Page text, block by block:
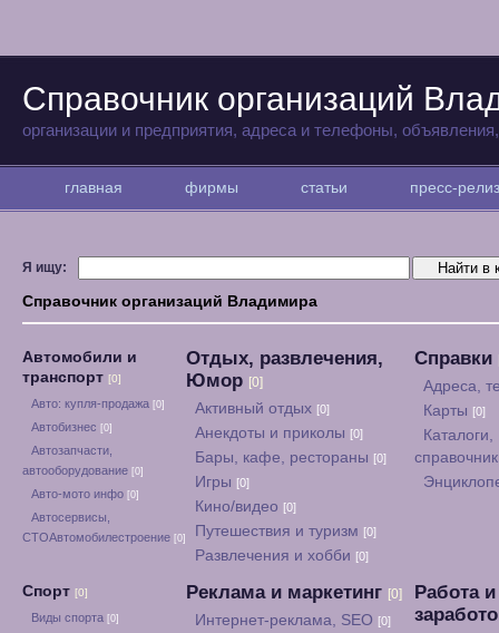
Справочник организаций
организации и предприятия, адреса и телефоны,
главная фирмы статьи пресс-
Я ищу:
Справочник организаций Владимира
Автомобили и
транспорт [0]
Авто: купля-продажа [0]
Автобизнес [0]
Автозапчасти,
автооборудование [0]
Авто-мото инфо [0]
Автосервисы,
СТОАвтомобилестроение [0]
Отдых, развлечения,
Юмор [0]
Активный отдых [0]
Анекдоты и приколы [0]
Бары, кафе, рестораны [0]
Игры [0]
Кино/видео [0]
Путешествия и туризм [0]
Развлечения и хобби [0]
Справки
Адреса,
Карты [0]
Каталоги,
Спорт [0]
Виды спорта [0]
Реклама и маркетинг [0]
Интернет-реклама, SEO [0]
Работа и